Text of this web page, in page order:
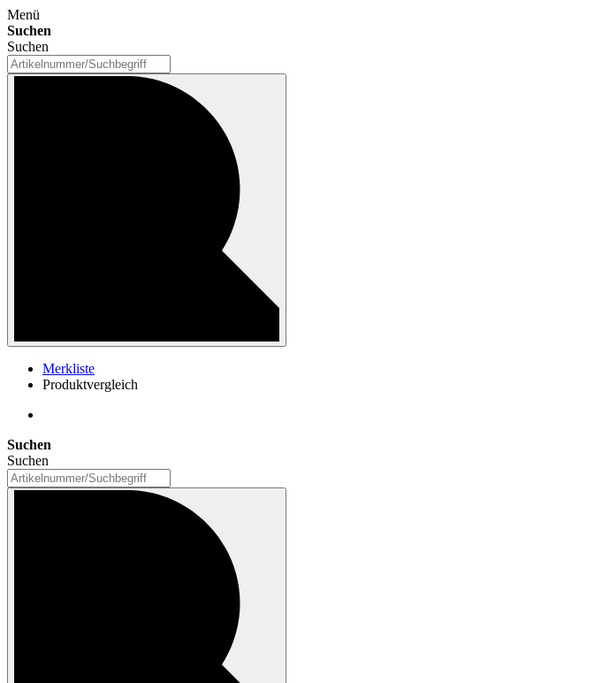
Menü
Suchen
Suchen
Merkliste
Produktvergleich
Suchen
Suchen